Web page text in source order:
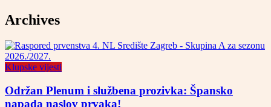
Archives
Klupske vijesti
Održan Plenum i službena prozivka: Špansko
napada naslov prvaka!